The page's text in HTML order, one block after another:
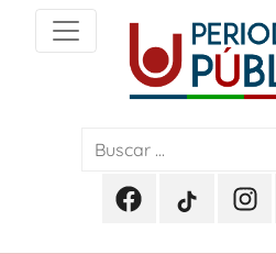
content
Periodismo
PúblicoFacebook
Periodismo
TikTok
Periodismo